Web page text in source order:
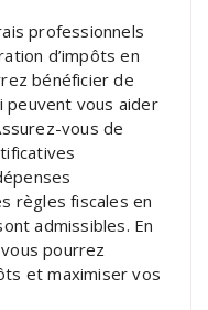
professionnels
d’impôts en
bénéficier de
peuvent vous aider
vous de
règles fiscales en
admissibles. En
pourrez
et maximiser vos